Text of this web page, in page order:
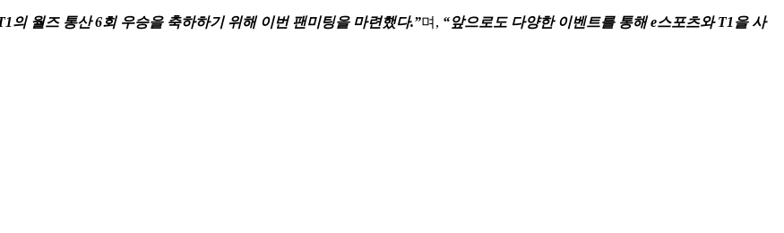
의 월즈 통산 6회 우승을 축하하기 위해 이번 팬미팅을 마련했다.”며, “앞으로도 다양한 이벤트를 통해 e스포츠와 T1을 사